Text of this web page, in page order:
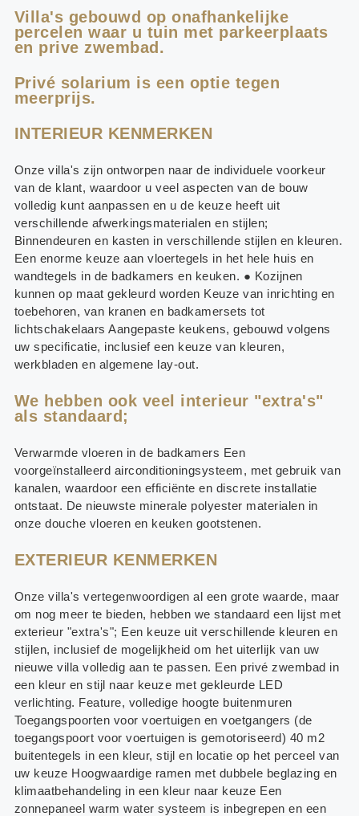
Villa's gebouwd op onafhankelijke
percelen waar u tuin met parkeerplaats
en prive zwembad.
Privé solarium is een optie tegen
meerprijs.
INTERIEUR KENMERKEN
Onze villa's zijn ontworpen naar de individuele voorkeur
van de klant, waardoor u veel aspecten van de bouw
volledig kunt aanpassen en u de keuze heeft uit
verschillende afwerkingsmaterialen en stijlen;
Binnendeuren en kasten in verschillende stijlen en kleuren.
Een enorme keuze aan vloertegels in het hele huis en
wandtegels in de badkamers en keuken. ● Kozijnen
kunnen op maat gekleurd worden Keuze van inrichting en
toebehoren, van kranen en badkamersets tot
lichtschakelaars Aangepaste keukens, gebouwd volgens
uw specificatie, inclusief een keuze van kleuren,
werkbladen en algemene lay-out.
We hebben ook veel interieur "extra's"
als standaard;
Verwarmde vloeren in de badkamers Een
voorgeïnstalleerd airconditioningsysteem, met gebruik van
kanalen, waardoor een efficiënte en discrete installatie
ontstaat. De nieuwste minerale polyester materialen in
onze douche vloeren en keuken gootstenen.
EXTERIEUR KENMERKEN
Onze villa's vertegenwoordigen al een grote waarde, maar
om nog meer te bieden, hebben we standaard een lijst met
exterieur "extra's"; Een keuze uit verschillende kleuren en
stijlen, inclusief de mogelijkheid om het uiterlijk van uw
nieuwe villa volledig aan te passen. Een privé zwembad in
een kleur en stijl naar keuze met gekleurde LED
verlichting. Feature, volledige hoogte buitenmuren
Toegangspoorten voor voertuigen en voetgangers (de
toegangspoort voor voertuigen is gemotoriseerd) 40 m2
buitentegels in een kleur, stijl en locatie op het perceel van
uw keuze Hoogwaardige ramen met dubbele beglazing en
klimaatbehandeling in een kleur naar keuze Een
zonnepaneel warm water systeem is inbegrepen en een